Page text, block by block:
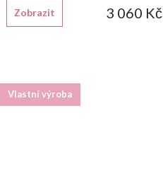
3 060 Kč
Zobrazit
Vlastní výroba